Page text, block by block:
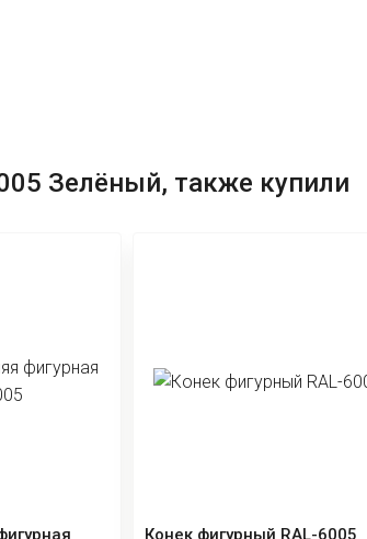
Зелёный, также купили
6005 - Планка карнизная RAL-6005